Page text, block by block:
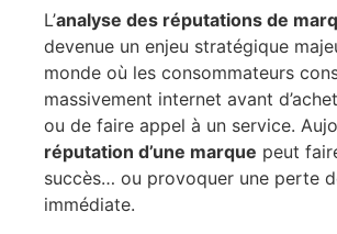
L’analyse des réputations de
devenue un enjeu stratégique
monde où les consommateurs
massivement internet avant
ou de faire appel à un service.
réputation d’une marque peut
succès… ou provoquer une perte
immédiate.